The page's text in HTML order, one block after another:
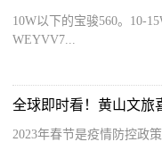
10W以下的宝骏560。10-
WEYVV7...
全球即时看！黄山文旅
2023年春节是疫情防控政